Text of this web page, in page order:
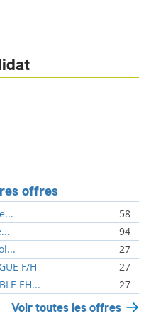
offres
58
94
27
F/H
27
EH...
27
Voir toutes les offres